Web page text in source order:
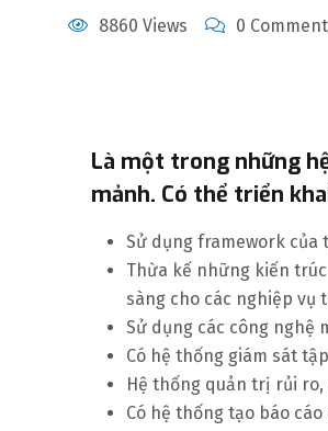
8860 Views 0
Là một trong những
mảnh. Có thể triển
Sử dụng framework của
Thừa kế những kiến
sàng cho các nghiệp vụ
Sử dụng các công nghệ
Có hệ thống giám sát
Hệ thống quản trị rủi
Có hệ thống tạo báo